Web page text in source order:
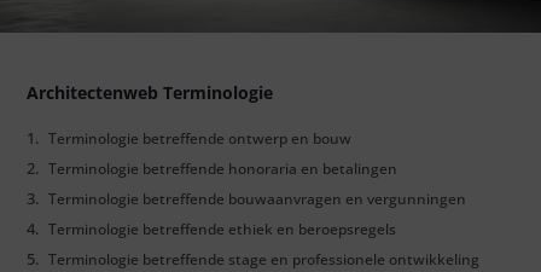
Architectenweb Terminologie​
Terminologie betreffende ontwerp en bouw
Terminologie betreffende honoraria en betalingen
Terminologie betreffende bouwaanvragen en vergunningen
Terminologie betreffende ethiek en beroepsregels
Terminologie betreffende stage en professionele ontwikkeling